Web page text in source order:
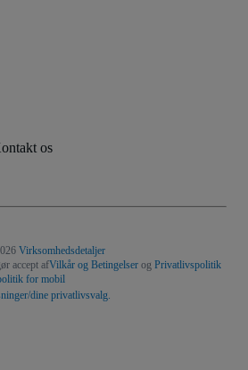
os
Virksomhedsdetaljer
accept afVilkår og Betingelser og Privatlivspolitik
for mobil
dine privatlivsvalg.